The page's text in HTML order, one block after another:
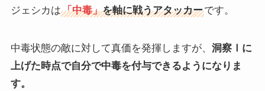
ジェシカは「中毒」を軸に戦うアタッカーです。
中毒状態の敵に対して真価を発揮しますが、 洞察Ⅰに
上げた時点で自分で中毒を付与できるようになりま
す。